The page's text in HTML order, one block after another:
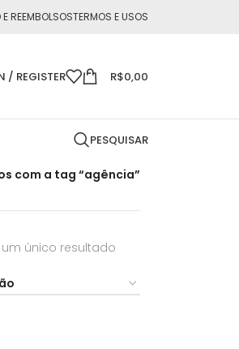
REEMBOLSOSTERMOS E USOS
/ REGISTER R$0,00
PESQUISAR
com a tag “agência”
um único resultado